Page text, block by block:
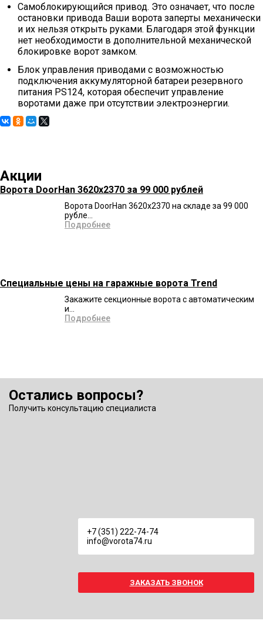
Самоблокирующийся привод. Это означает, что после
остановки привода Ваши ворота заперты механически
и их нельзя открыть руками. Благодаря этой функции
нет необходимости в дополнительной механической
блокировке ворот замком.
Блок управления приводами с возможностью
подключения аккумуляторной батареи резервного
питания PS124, которая обеспечит управление
воротами даже при отсутствии электроэнергии.
Акции
Ворота DoorHan 3620x2370 за 99 000 рублей
Ворота DoorHan 3620x2370 на складе за 99 000
рубле...
Подробнее
Специальные цены на гаражные ворота Trend
Закажите секционные ворота с автоматическим
и...
Подробнее
Остались вопросы?
Получить консультацию специалиста
+7 (351) 222-74-74
info@vorota74.ru
ЗАКАЗАТЬ ЗВОНОК